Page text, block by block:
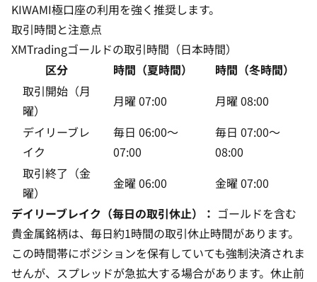
KIWAMI極口座の利用を強く推奨します。
取引時間と注意点
XMTradingゴールドの取引時間（日本時間）
区分
時間（夏時間）
時間（冬時間）
取引開始（月
曜）
月曜 07:00
月曜 08:00
デイリーブレ
イク
毎日 06:00〜
07:00
毎日 07:00〜
08:00
取引終了（金
曜）
金曜 06:00
金曜 07:00
デイリーブレイク（毎日の取引休止）： ゴールドを含む
貴金属銘柄は、毎日約1時間の取引休止時間があります。
この時間帯にポジションを保有していても強制決済されま
せんが、スプレッドが急拡大する場合があります。休止前